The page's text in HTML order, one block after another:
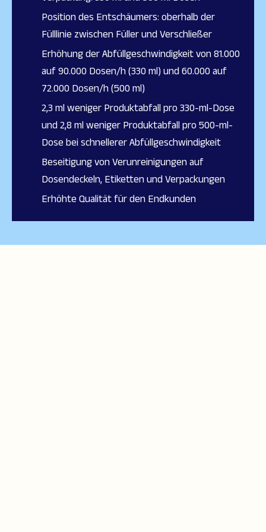
Position des Entschäumers: oberhalb der
Fülllinie zwischen Füller und Verschließer
Erhöhung der Abfüllgeschwindigkeit von 81.000
auf 90.000 Dosen/h (330 ml) und 60.000 auf
72.000 Dosen/h (500 ml)
2,3 ml weniger Produktabfall pro 330-ml-Dose
und 2,8 ml weniger Produktabfall pro 500-ml-
Dose bei schnellerer Abfüllgeschwindigkeit
Beseitigung von Verunreinigungen auf
Dosendeckeln, Etiketten und Verpackungen
Erhöhte Qualität für den Endkunden